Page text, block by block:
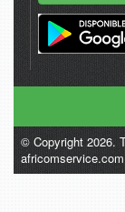
© Copyright 2026.
africomservice.com